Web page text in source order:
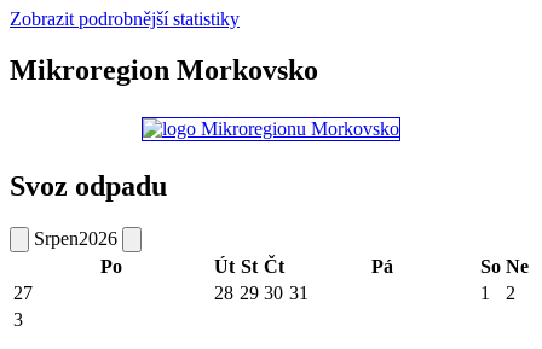
Zobrazit podrobnější statistiky
Mikroregion Morkovsko
Svoz odpadu
Srpen2026
Po
Út St Čt Pá So Ne
27
28 29 30 31 1
2
3